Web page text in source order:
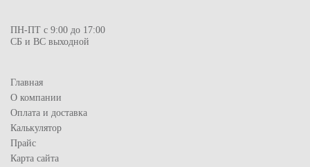
ПН-ПТ с 9:00 до 17:00
СБ и ВС выходной
Главная
О компании
Оплата и доставка
Калькулятор
Прайс
Карта сайта